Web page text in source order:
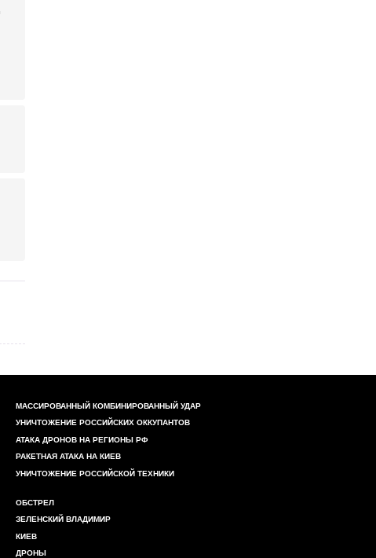
МАССИРОВАННЫЙ КОМБИНИРОВАННЫЙ УДАР
УНИЧТОЖЕНИЕ РОССИЙСКИХ ОККУПАНТОВ
АТАКА ДРОНОВ НА РЕГИОНЫ РФ
РАКЕТНАЯ АТАКА НА КИЕВ
УНИЧТОЖЕНИЕ РОССИЙСКОЙ ТЕХНИКИ
ОБСТРЕЛ
ЗЕЛЕНСКИЙ ВЛАДИМИР
КИЕВ
ДРОНЫ